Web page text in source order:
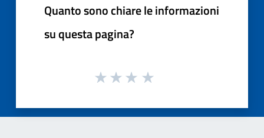
Quanto sono chiare le informazioni
su questa pagina?